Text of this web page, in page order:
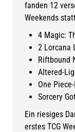
fanden 12
Weekends
4 Magic:
2 Lorcana
Riftbound
Altered-
One
Sorcery
Ein riesiges
erstes TCG